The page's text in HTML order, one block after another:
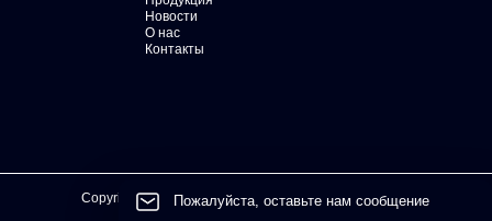
Новости
О нас
Контакты
Copyright © Sichuan Microvelo Semiconductor Co.,LTD
Пожалуйста, оставьте нам сообщение